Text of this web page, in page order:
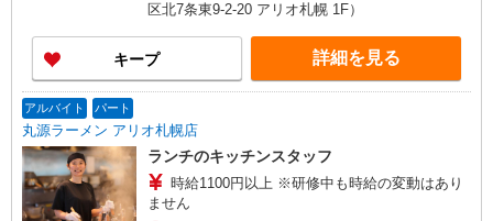
区北7条東9-2-20 アリオ札幌 1F）
キープ 詳細を見る
アルバイト パート
丸源ラーメン アリオ札幌店
ランチのキッチンスタッフ
時給1100円以上 ※研修中も時給の変動はあり
ません